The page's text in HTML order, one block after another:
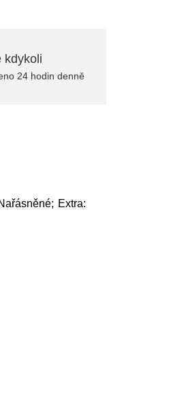
kdykoli
24 hodin denně
Extra: